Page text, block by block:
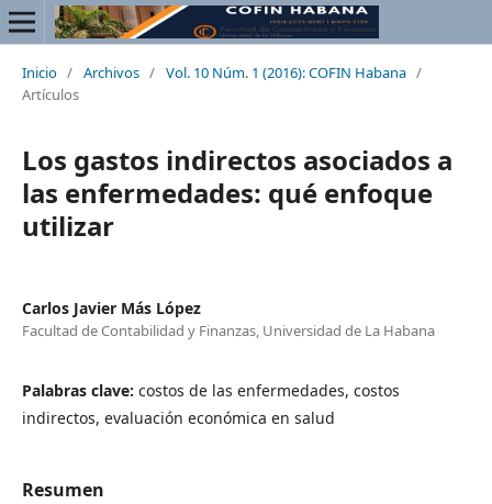
Inicio / Archivos / Vol. 10 Núm. 1 (2016): COFIN Habana /
Artículos
Los gastos indirectos asociados a
las enfermedades: qué enfoque
utilizar
Carlos Javier Más López
Facultad de Contabilidad y Finanzas, Universidad de La Habana
Palabras clave: costos de las enfermedades, costos
indirectos, evaluación económica en salud
Resumen